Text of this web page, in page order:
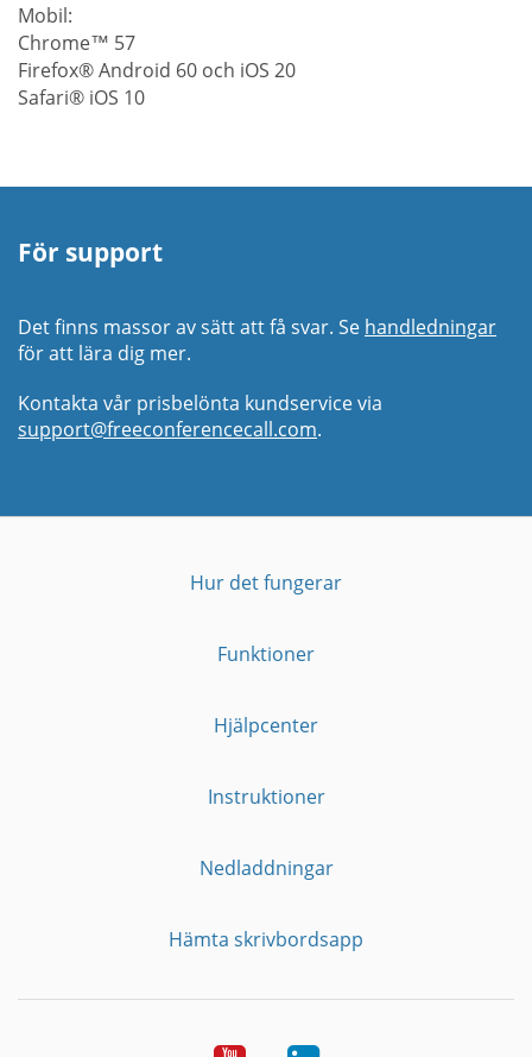
Mobil:
Chrome™ 57
Firefox® Android 60 och iOS 20
Safari® iOS 10
För support
Det finns massor av sätt att få svar. Se handledningar
för att lära dig mer.
Kontakta vår prisbelönta kundservice via
support@freeconferencecall.com.
Hur det fungerar
Funktioner
Hjälpcenter
Instruktioner
Nedladdningar
Hämta skrivbordsapp